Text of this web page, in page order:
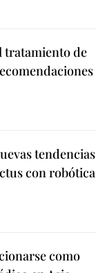
tratamiento de
tendencias
con robótica
como